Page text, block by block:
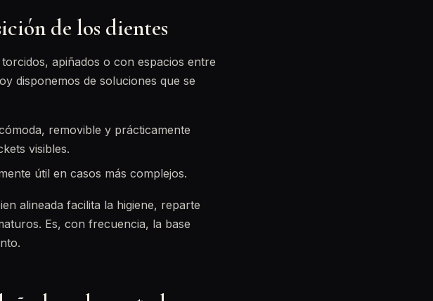
de los dientes
apiñados o con espacios entre
disponemos de soluciones que se
removible y prácticamente
visibles.
útil en casos más complejos.
alineada facilita la higiene, reparte
Es, con frecuencia, la base